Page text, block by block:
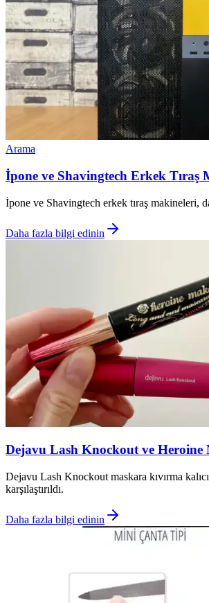
Arama
İpone ve Shavingtech Erkek Tıraş
İpone ve Shavingtech erkek tıraş makineleri,
Daha fazla bilgi edinin
Dejavu Lash Knockout ve Heroine
Dejavu Lash Knockout maskara kıvırma
karşılaştırıldı.
Daha fazla bilgi edinin